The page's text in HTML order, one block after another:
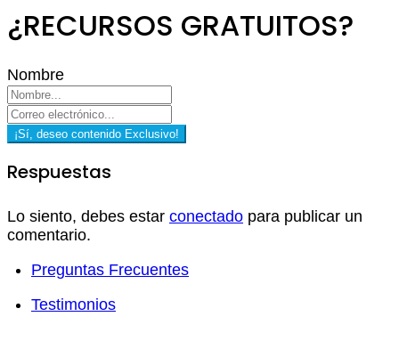
¿RECURSOS GRATUITOS?
Nombre
¡Sí, deseo contenido Exclusivo!
Respuestas
Lo siento, debes estar conectado para publicar un
comentario.
Preguntas Frecuentes
Testimonios